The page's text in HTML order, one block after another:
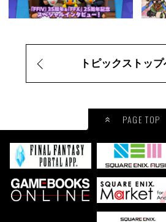
トピックストッ
PAGE TOP